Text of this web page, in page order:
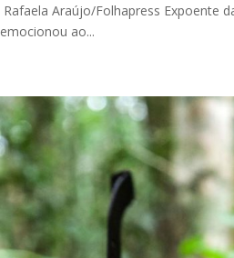
Rafaela Araújo/Folhapress Expoente
emocionou ao...